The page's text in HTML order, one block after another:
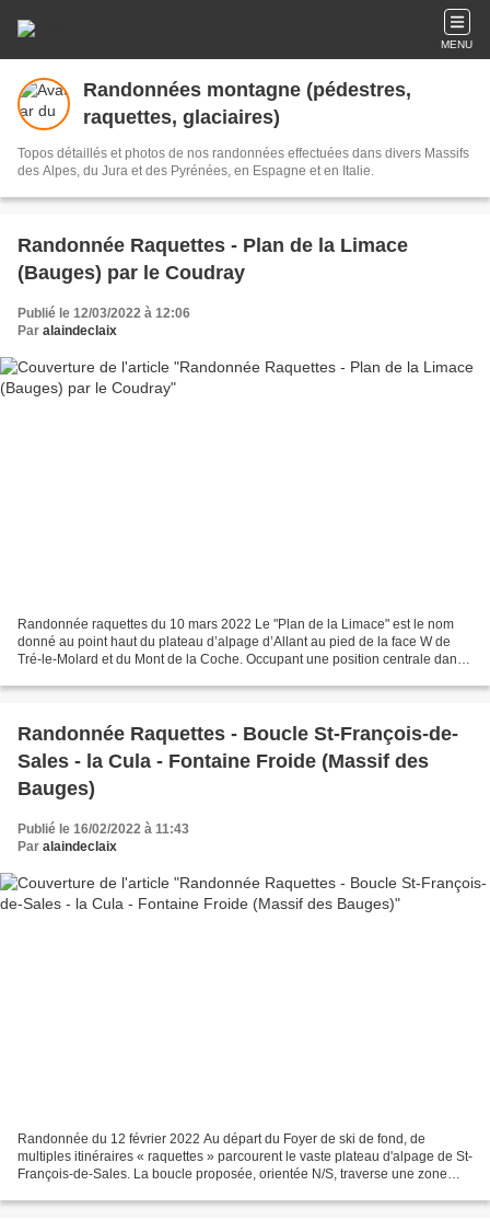
MENU
Randonnées montagne (pédestres,
raquettes, glaciaires)
Topos détaillés et photos de nos randonnées effectuées dans divers Massifs
des Alpes, du Jura et des Pyrénées, en Espagne et en Italie.
Randonnée Raquettes - Plan de la Limace
(Bauges) par le Coudray
Publié le 12/03/2022 à 12:06
Par alaindeclaix
Randonnée raquettes du 10 mars 2022 Le "Plan de la Limace" est le nom
donné au point haut du plateau d’alpage d’Allant au pied de la face W de
Tré-le-Molard et du Mont de la Coche. Occupant une position centrale dans
Randonnée Raquettes - Boucle St-François-de-
Sales - la Cula - Fontaine Froide (Massif des
Bauges)
Publié le 16/02/2022 à 11:43
Par alaindeclaix
Randonnée du 12 février 2022 Au départ du Foyer de ski de fond, de
multiples itinéraires « raquettes » parcourent le vaste plateau d'alpage de St-
François-de-Sales. La boucle proposée, orientée N/S, traverse une zone